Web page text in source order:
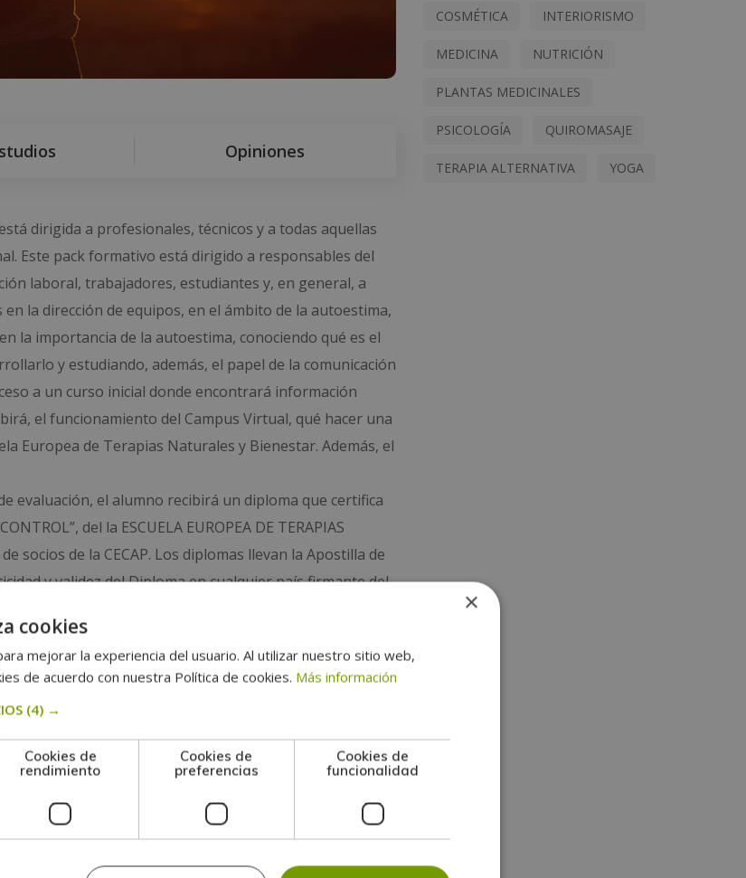
Opiniones
dirigida a profesionales, técnicos y a todas aquellas
Este pack formativo está dirigido a responsables del
laboral, trabajadores, estudiantes y, en general, a
la dirección de equipos, en el ámbito de la autoestima,
la importancia de la autoestima, conociendo qué es el
y estudiando, además, el papel de la comunicación
a un curso inicial donde encontrará información
el funcionamiento del Campus Virtual, qué hacer una
Europea de Terapias Naturales y Bienestar. Además, el
evaluación, el alumno recibirá un diploma que certifica
del la ESCUELA EUROPEA DE TERAPIAS
socios de la CECAP. Los diplomas llevan la Apostilla de
y validez del Diploma en cualquier país firmante del
COSMÉTICA INTERIORISMO
MEDICINA NUTRICIÓN
PLANTAS MEDICINALES
PSICOLOGÍA QUIROMASAJE
TERAPIA ALTERNATIVA YOGA
×
cookies
mejorar la experiencia del usuario. Al utilizar nuestro sitio web,
de acuerdo con nuestra Política de cookies. Más información
(4) →
Cookies de
rendimiento
Cookies de
preferencias
Cookies de
funcionalidad